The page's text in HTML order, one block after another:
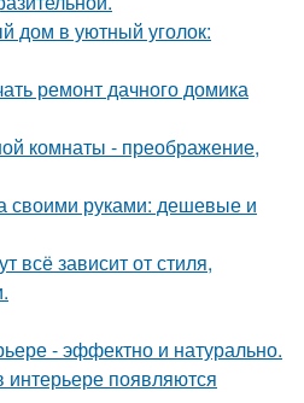
дом в уютный уголок:
ремонт дачного домика
комнаты - преображение,
своими руками: дешевые и
всё зависит от стиля,
- эффектно и натурально.
интерьере появляются